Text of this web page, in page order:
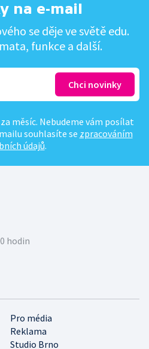
na e-mail
se děje ve světě edu.
funkce a další.
měsíc. Nebudeme vám posílat
souhlasíte se zpracováním
údajů.